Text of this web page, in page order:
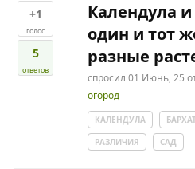
+1
голос
5
ответов
Календула
один и тот
разные
спросил 01 Июнь, 25
огород
КАЛЕНДУЛА
РАЗЛИЧИЯ
САД